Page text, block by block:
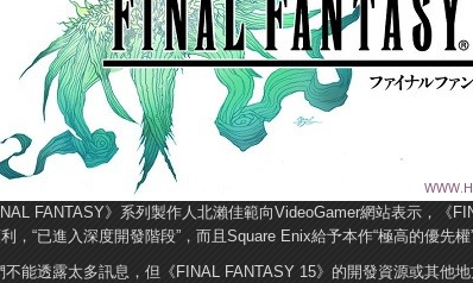
FANTASY》系列製作人北瀨佳範向VideoGamer網站表示，《
，“已進入深度開發階段”，而且Square Enix給予本作“極高的優先權”
不能透露太多訊息，但《FINAL FANTASY 15》的開發資源或其他